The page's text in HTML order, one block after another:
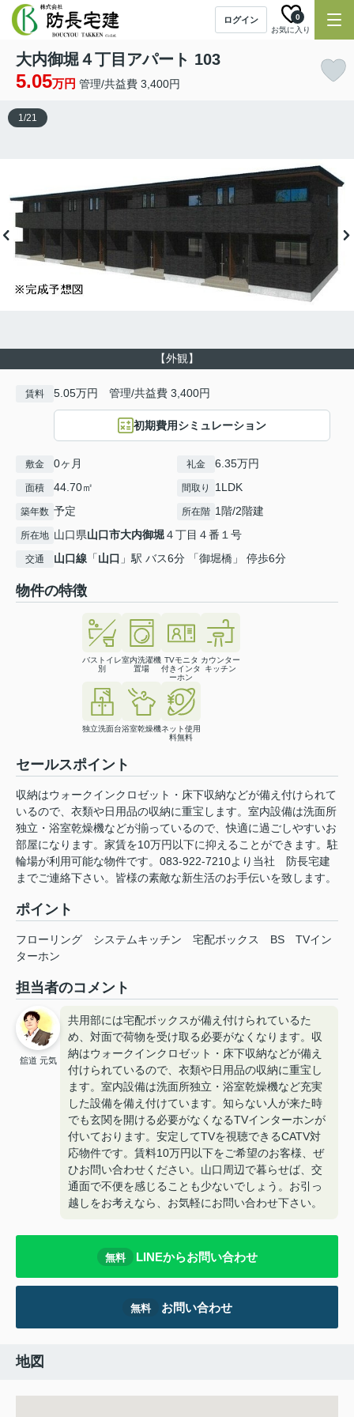
ログイン
お気に入り
0
大内御堀４丁目アパート 103
5.05万円 管理/共益費 3,400円
【外観】
1/21
賃料 5.05万円 管理/共益費 3,400円
初期費用シミュレーション
敷金 0ヶ月 礼金 6.35万円
面積 44.70㎡ 間取り 1LDK
築年数 予定 所在階 1階/2階建
所在地 山口県山口市大内御堀４丁目４番１号
交通 山口線 「山口 」駅 バス6分 「御堀橋」 停歩6分
物件の特徴
バストイレ
別
室内洗濯機
置場
TVモニタ
付きインタ
ーホン
カウンター
キッチン
独立洗面台浴室乾燥機ネット使用
料無料
セールスポイント
収納はウォークインクロゼット・床下収納などが備え付けられて
いるので、衣類や日用品の収納に重宝します。室内設備は洗面所
独立・浴室乾燥機などが揃っているので、快適に過ごしやすいお
部屋になります。家賃を10万円以下に抑えることができます。駐
輪場が利用可能な物件です。083-922-7210より当社 防長宅建
までご連絡下さい。皆様の素敵な新生活のお手伝いを致します。
ポイント
フローリング システムキッチン 宅配ボックス BS
TVイン
ターホン
担当者のコメント
舘道 元気
共用部には宅配ボックスが備え付けられているた
め、対面で荷物を受け取る必要がなくなります。収
納はウォークインクロゼット・床下収納などが備え
付けられているので、衣類や日用品の収納に重宝し
ます。室内設備は洗面所独立・浴室乾燥機など充実
した設備を備え付けています。知らない人が来た時
でも玄関を開ける必要がなくなるTVインターホンが
付いております。安定してTVを視聴できるCATV対
応物件です。賃料10万円以下をご希望のお客様、ぜ
ひお問い合わせください。山口周辺で暮らせば、交
通面で不便を感じることも少ないでしょう。お引っ
越しをお考えなら、お気軽にお問い合わせ下さい。
無料 LINEからお問い合わせ
無料 お問い合わせ
地図